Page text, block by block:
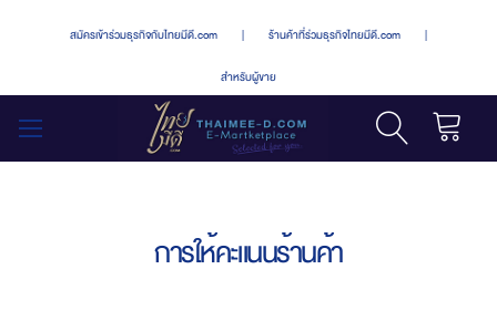
สมัครเข้าร่วมธุรกิจกับไทยมีดี.com | ร้านค้าที่ร่วมธุรกิจไทยมีดี.com |
สำหรับผู้ขาย
การให้คะแนนร้านค้า